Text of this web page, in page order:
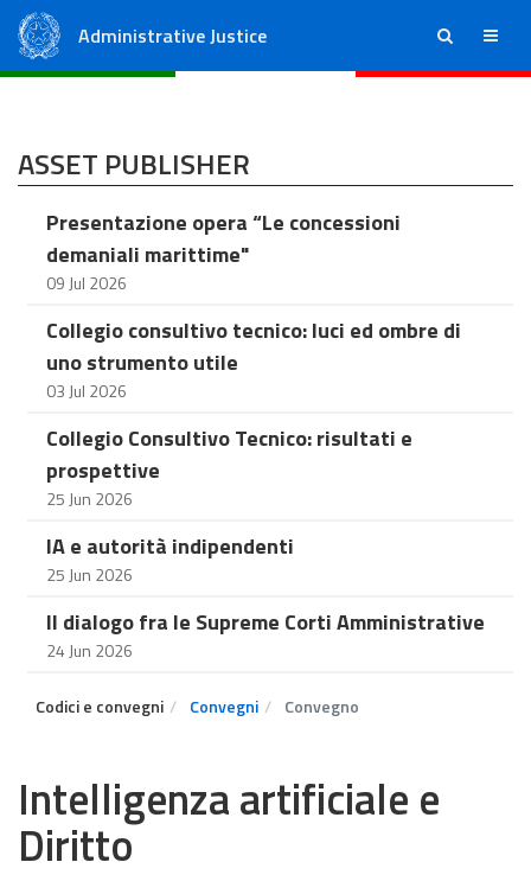
Administrative Justice ricerca menu
ASSET PUBLISHER
Presentazione opera “Le concessioni
demaniali marittime"
09 Jul 2026
Collegio consultivo tecnico: luci ed ombre di
uno strumento utile
03 Jul 2026
Collegio Consultivo Tecnico: risultati e
prospettive
25 Jun 2026
IA e autorità indipendenti
25 Jun 2026
Il dialogo fra le Supreme Corti Amministrative
24 Jun 2026
Codici e convegni Convegni Convegno
Intelligenza artificiale e
Diritto